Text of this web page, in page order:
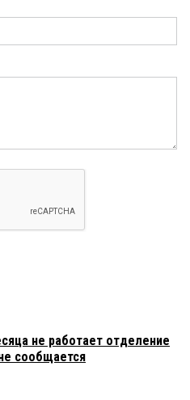
не работает отделение
сообщается